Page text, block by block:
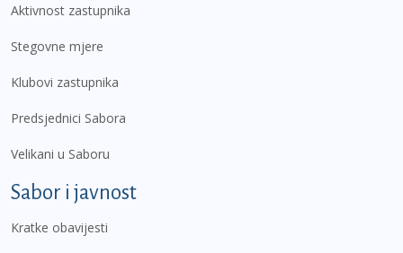
Aktivnost zastupnika
Stegovne mjere
Klubovi zastupnika
Predsjednici Sabora
Velikani u Saboru
Sabor i javnost
Kratke obavijesti